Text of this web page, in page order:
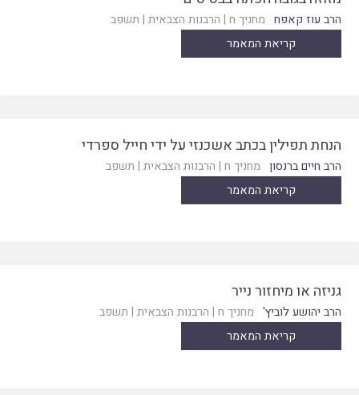
הרב עוז קאפח מחניך ח | הרבנות הצבאית | תשפב
קריאת המאמר
הנחת תפילין בכתב אשכנזי על ידי חייל ספרדי
הרב חיים ברנסון מחניך ח | הרבנות הצבאית | תשפב
קריאת המאמר
גניזה או מיחזור נייר
הרב יהושע לוביץ' מחניך ח | הרבנות הצבאית | תשפב
קריאת המאמר